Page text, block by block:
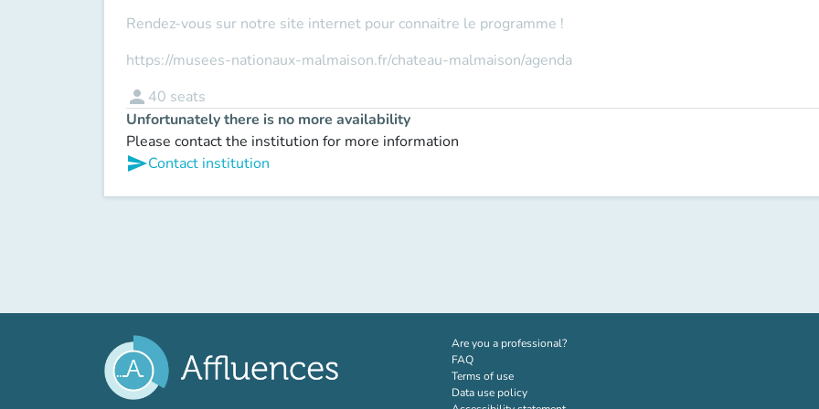
Rendez-vous sur notre site internet pour connaitre le programme !
https://musees-nationaux-malmaison.fr/chateau-malmaison/agenda
person 40 seats
Unfortunately there is no more availability
Please contact the institution for more information
sendContact institution
Are you a professional?(new tab)
FAQ
Terms of use
Data use policy